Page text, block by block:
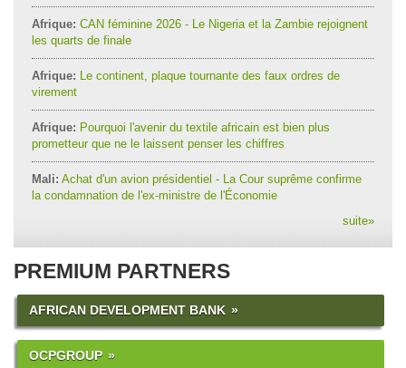
Afrique: CAN féminine 2026 - Le Nigeria et la Zambie rejoignent
les quarts de finale
Afrique: Le continent, plaque tournante des faux ordres de
virement
Afrique: Pourquoi l'avenir du textile africain est bien plus
prometteur que ne le laissent penser les chiffres
Mali: Achat d'un avion présidentiel - La Cour suprême confirme
la condamnation de l'ex-ministre de l'Économie
suite»
PREMIUM PARTNERS
AFRICAN DEVELOPMENT BANK
OCPGROUP